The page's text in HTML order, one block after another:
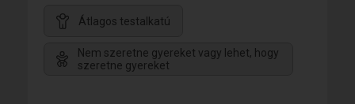
Átlagos testalkatú
Nem szeretne gyereket vagy lehet, hogy
szeretne gyereket